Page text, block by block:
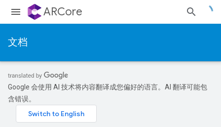
ARCore
文档
Google 会使用 AI 技术将内容翻译成您偏好的语言。AI 翻译可能包
含错误。